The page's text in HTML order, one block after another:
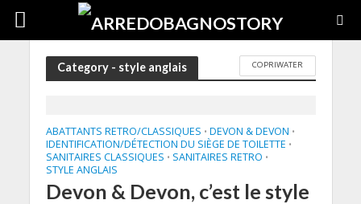
Category - style anglais COPRIWATER
ABATTANTS RETRO/CLASSIQUES • DEVON & DEVON •
IDENTIFICATION/DÉTECTION DU SIÈGE DE TOILETTE •
SANITAIRES CLASSIQUES • SANITAIRES RETRO •
STYLE ANGLAIS
Devon & Devon, c’est le style